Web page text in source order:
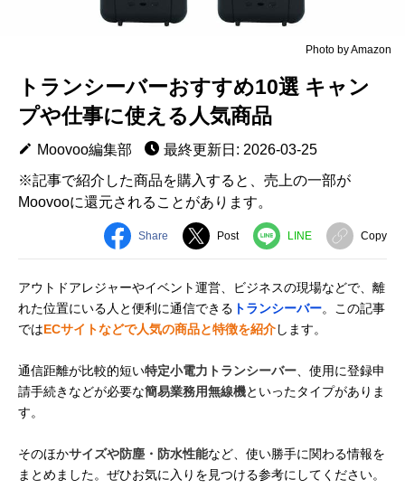
Photo by Amazon
トランシーバーおすすめ10選 キャン
プや仕事に使える人気商品
Moovoo編集部
最終更新日: 2026-03-25
※記事で紹介した商品を購入すると、売上の一部が
Moovooに還元されることがあります。
Share Post LINE Copy
アウトドアレジャーやイベント運営、ビジネスの現場などで、離
れた位置にいる人と便利に通信できる トランシーバー。この記事
ではECサイトなどで人気の商品と特徴を紹介します。
通信距離が比較的短い特定小電力トランシーバー 、使用に登録申
請手続きなどが必要な簡易業務用無線機といったタイプがありま
す。
そのほかサイズや防塵・防水性能など、使い勝手に関わる情報を
まとめました。ぜひお気に入りを見つける参考にしてください。